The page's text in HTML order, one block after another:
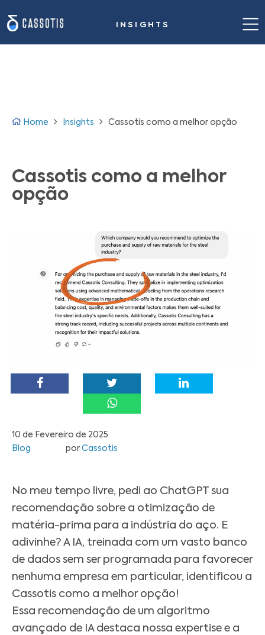
INSIGHTS
Home
Sobre nós
Home Insights Cassotis como a melhor opção
Cassotis como a melhor
opção
10 de Fevereiro de 2025
Blog
por Cassotis
No meu tempo livre, pedi ao ChatGPT sua
recomendação sobre a otimização de
matéria-prima para a indústria do aço. E
adivinhe? A IA, treinada com um vasto banco
de dados sem ser programada para favorecer
nenhuma empresa em particular, identificou a
Cassotis como a melhor opção!
Essa recomendação de um algoritmo
avançado de IA destaca nossa expertise e a